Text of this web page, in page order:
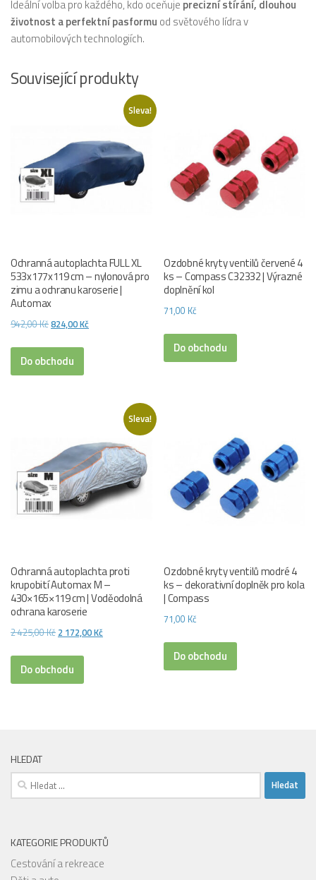
Ideální volba pro každého, kdo oceňuje precizní stírání, dlouhou
životnost a perfektní pasformu od světového lídra v
automobilových technologiích.
Související produkty
Sleva!
Ochranná autoplachta FULL XL
533x177x119 cm – nylonová pro
zimu a ochranu karoserie |
Automax
942,00KčPůvodní
byla:
942,00 Kč.
824,00Kč
Do obchodu
Ozdobné kryty ventilů červené 4
ks – Compass C32332 | Výrazné
doplnění kol
71,00 Kč
Do obchodu
Sleva!
Ochranná autoplachta proti
krupobití Automax M –
430×165×119 cm | Voděodolná
ochrana karoserie
2 425,00Kč Původní
byla:
2
2 172,00Kč
Do obchodu
Ozdobné kryty ventilů modré 4
ks – dekorativní doplněk pro kola
| Compass
71,00 Kč
Do obchodu
HLEDAT
Vyhledávání
KATEGORIE PRODUKTŮ
Cestování a rekreace